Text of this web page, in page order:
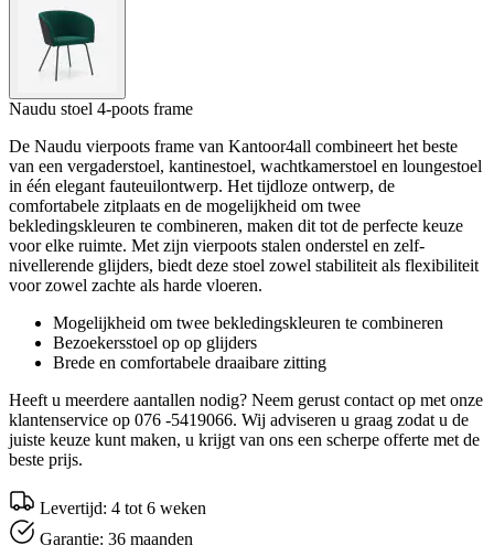
Naudu stoel 4-poots frame
De Naudu vierpoots frame van Kantoor4all combineert het beste
van een vergaderstoel, kantinestoel, wachtkamerstoel en loungestoel
in één elegant fauteuilontwerp. Het tijdloze ontwerp, de
comfortabele zitplaats en de mogelijkheid om twee
bekledingskleuren te combineren, maken dit tot de perfecte keuze
voor elke ruimte. Met zijn vierpoots stalen onderstel en zelf-
nivellerende glijders, biedt deze stoel zowel stabiliteit als flexibiliteit
voor zowel zachte als harde vloeren.
Mogelijkheid om twee bekledingskleuren te combineren
Bezoekersstoel op op glijders
Brede en comfortabele draaibare zitting
Heeft u meerdere aantallen nodig? Neem gerust contact op met onze
klantenservice op 076 -5419066. Wij adviseren u graag zodat u de
juiste keuze kunt maken, u krijgt van ons een scherpe offerte met de
beste prijs.
Levertijd: 4 tot 6 weken
Garantie: 36 maanden